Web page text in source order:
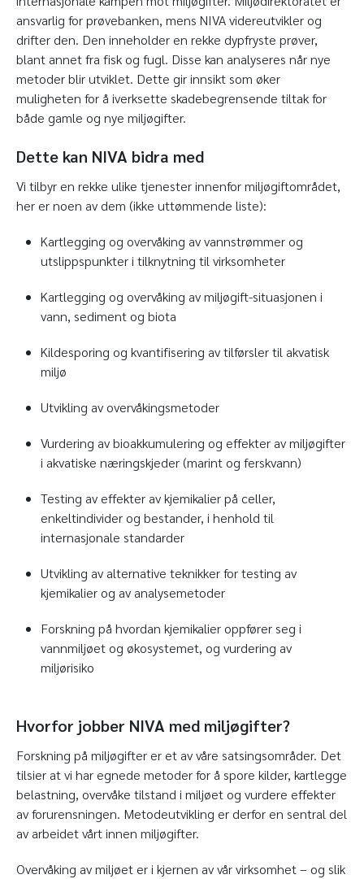
ansvarlig for prøvebanken, mens NIVA videreutvikler og
drifter den. Den inneholder en rekke dypfryste prøver,
blant annet fra fisk og fugl. Disse kan analyseres når nye
metoder blir utviklet. Dette gir innsikt som øker
muligheten for å iverksette skadebegrensende tiltak for
både gamle og nye miljøgifter.
Dette kan NIVA bidra med
Vi tilbyr en rekke ulike tjenester innenfor miljøgiftområdet,
her er noen av dem (ikke uttømmende liste):
Kartlegging og overvåking av vannstrømmer og
utslippspunkter i tilknytning til virksomheter
Kartlegging og overvåking av miljøgift-situasjonen i
vann, sediment og biota
Kildesporing og kvantifisering av tilførsler til akvatisk
miljø
Utvikling av overvåkingsmetoder
Vurdering av bioakkumulering og effekter av miljøgifter
i akvatiske næringskjeder (marint og ferskvann)
Testing av effekter av kjemikalier på celler,
enkeltindivider og bestander, i henhold til
internasjonale standarder
Utvikling av alternative teknikker for testing av
kjemikalier og av analysemetoder
Forskning på hvordan kjemikalier oppfører seg i
vannmiljøet og økosystemet, og vurdering av
miljørisiko
Hvorfor jobber NIVA med miljøgifter?
Forskning på miljøgifter er et av våre satsingsområder. Det
tilsier at vi har egnede metoder for å spore kilder, kartlegge
belastning, overvåke tilstand i miljøet og vurdere effekter
av forurensningen. Metodeutvikling er derfor en sentral del
av arbeidet vårt innen miljøgifter.
Overvåking av miljøet er i kjernen av vår virksomhet – og slik